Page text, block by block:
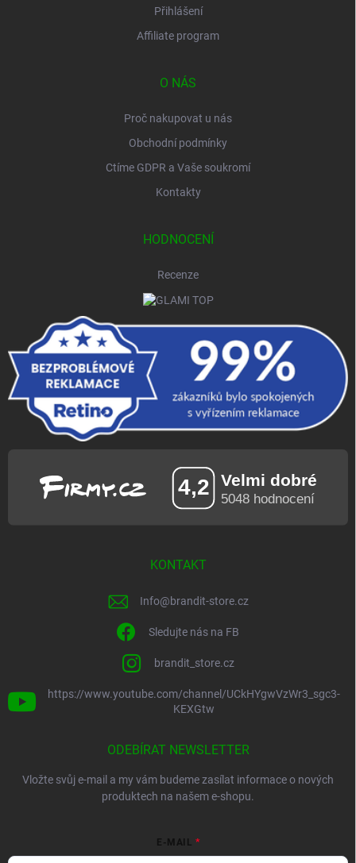
Přihlášení
Affiliate program
O NÁS
Proč nakupovat u nás
Obchodní podmínky
Ctíme GDPR a Vaše soukromí
Kontakty
HODNOCENÍ
Recenze
KONTAKT
Info@brandit-store.cz
Sledujte nás na FB
brandit_store.cz
https://www.youtube.com/channel/UCkHYgwVzWr3_sgc3-
KEXGtw
ODEBÍRAT NEWSLETTER
Vložte svůj e-mail a my vám budeme zasílat informace o nových
produktech na našem e-shopu.
E-MAIL